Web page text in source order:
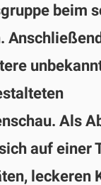
beim
Als
auf einer
leckeren